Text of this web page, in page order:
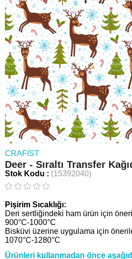
CRAFIST
Deer - Sıraltı Transfer
Stok Kodu (15392040)
Pişirim Sıcaklığı:
Deri sertliğindeki ham ürün için
900°C-1000°C
Bisküvi üzerine uygulama için
1070°C-1280°C
Ürünleri kullanmadan önce